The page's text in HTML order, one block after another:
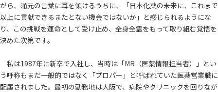
がら、涌元の言葉に耳を傾けるうちに、「日本化薬の未来に、これまで
以上に貢献できるまたとない機会ではないか」と感じられるようにな
り、この挑戦を運命として受け止め、全身全霊をもって取り組む覚悟を
決めた次第です。
私は1987年に新卒で入社し、当時は「MR（医薬情報担当者）」とい
う呼称もまだ一般的ではなく「プロパー」と呼ばれていた医薬営業職に
配属されました。最初の勤務地は大阪で、病院やクリニックを回りなが